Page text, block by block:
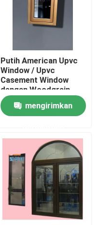
Putih American Upvc
Window / Upvc
Casement Window
dengan Woodgrain
Finish dan Customized
Glass mengirimkan